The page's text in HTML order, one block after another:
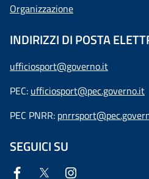
Organizzazione
INDIRIZZI DI POSTA
ufficiosport@governo.it
PEC: ufficiosport@pec.governo.it
PEC PNRR:
SEGUICI SU